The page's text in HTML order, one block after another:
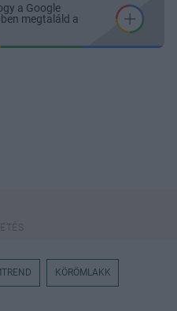
a Google
megtaláld a
KÖRÖMLAKK